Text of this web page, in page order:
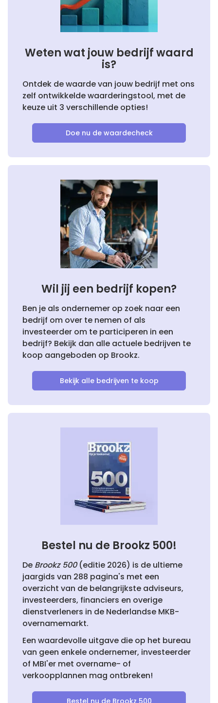
Weten wat jouw bedrijf waard
is?
Ontdek de waarde van jouw bedrijf met ons
zelf ontwikkelde waarderingstool, met de
keuze uit 3 verschillende opties!
Doe nu de waardecheck
Wil jij een bedrijf kopen?
Ben je als ondernemer op zoek naar een
bedrijf om over te nemen of als
investeerder om te participeren in een
bedrijf? Bekijk dan alle actuele bedrijven te
koop aangeboden op Brookz.
Bekijk alle bedrijven te koop
Bestel nu de Brookz 500!
De Brookz 500(editie 2026) is de ultieme
jaargids van 288 pagina's met een
overzicht van de belangrijkste adviseurs,
investeerders, financiers en overige
dienstverleners in de Nederlandse MKB-
overnamemarkt.
Een waardevolle uitgave die op het bureau
van geen enkele ondernemer, investeerder
of MBI'er met overname- of
verkoopplannen mag ontbreken!
Bestel nu de Brookz 500